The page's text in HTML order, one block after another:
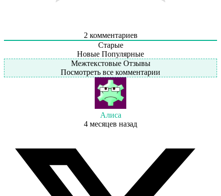
2 комментариев
Старые
Новые Популярные
Межтекстовые Отзывы
Посмотреть все комментарии
Алиса
4 месяцев назад